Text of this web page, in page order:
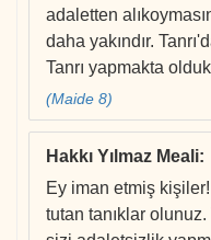
adaletten
daha yakındır.
Tanrı yapmakta
(Maide 8)
Hakkı Yılmaz Meali:
Ey iman etmiş
tutan tanıklar